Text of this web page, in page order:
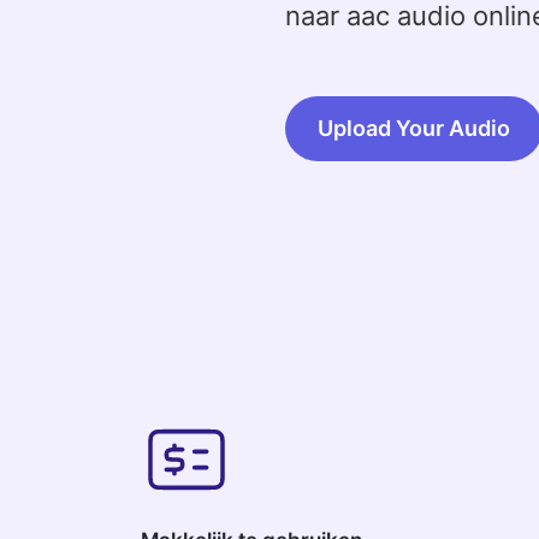
naar aac audio
Upload Your Audio